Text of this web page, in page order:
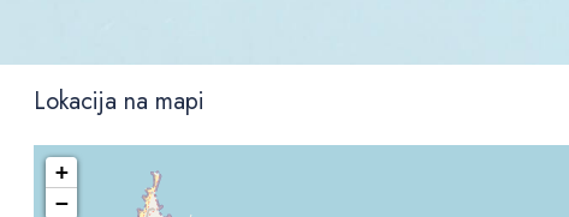
Lokacija na mapi
+
−